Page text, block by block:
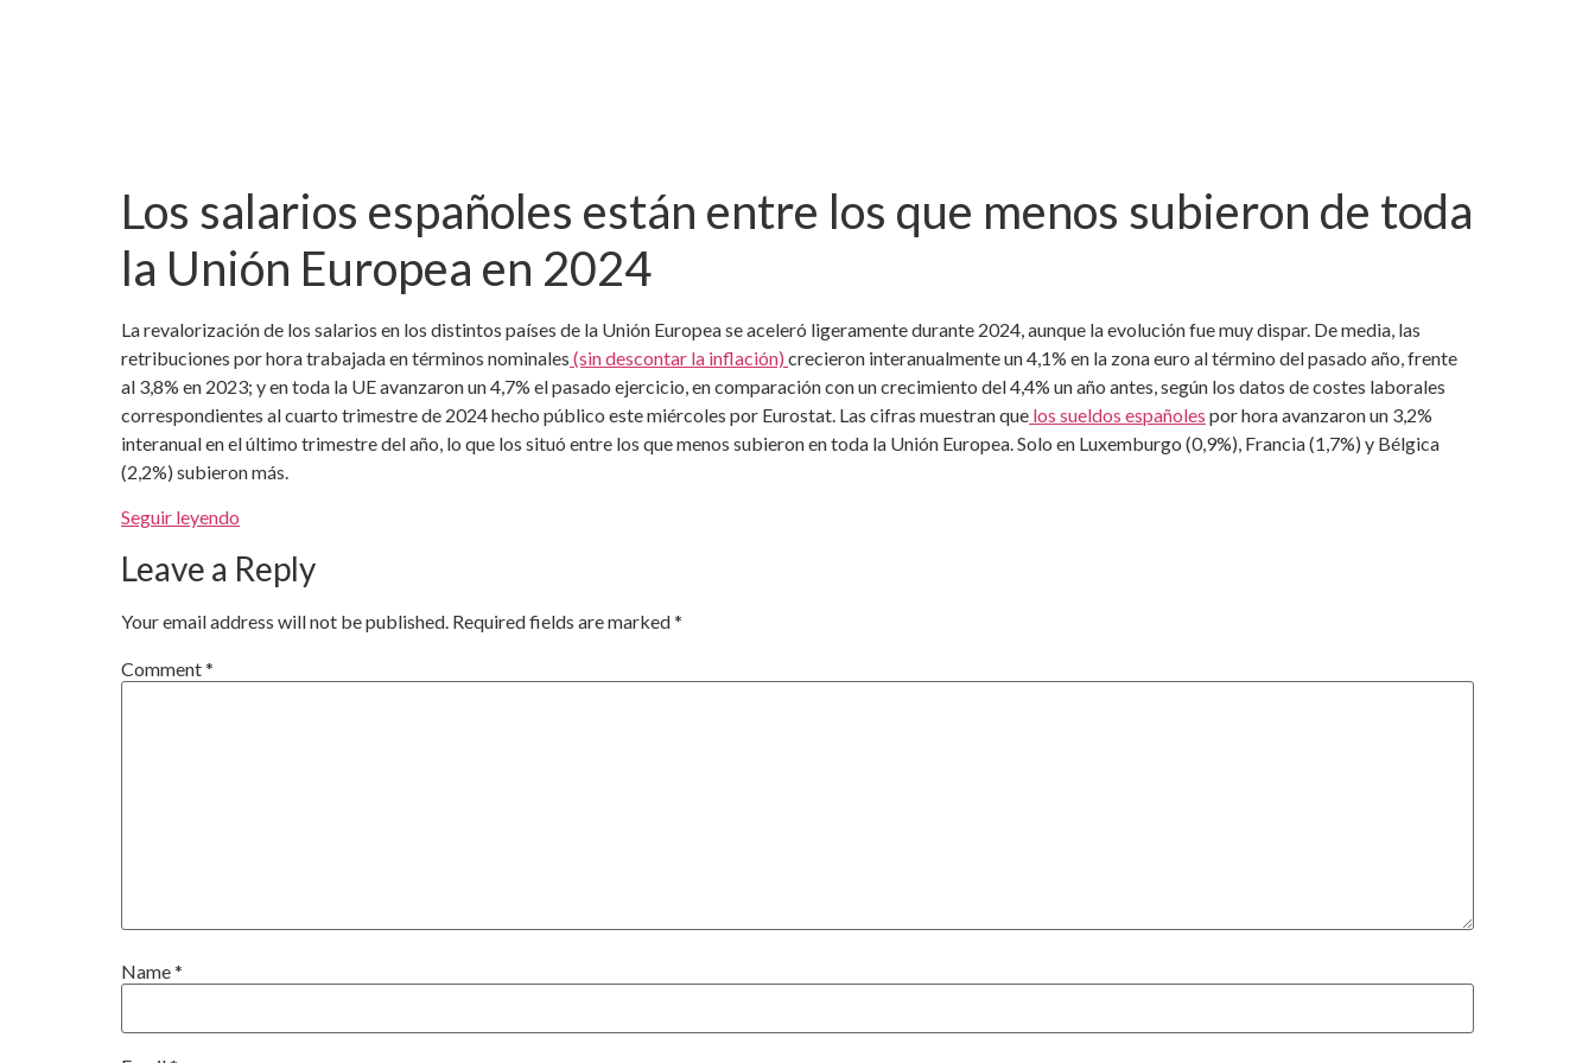
Los salarios españoles están entre los que menos subieron de toda
la Unión Europea en 2024
La revalorización de los salarios en los distintos países de la Unión Europea se aceleró ligeramente durante 2024, aunque la evolución fue muy dispar. De media, las
retribuciones por hora trabajada en términos nominales (sin descontar la inflación) crecieron interanualmente un 4,1% en la zona euro al término del pasado año, frente
al 3,8% en 2023; y en toda la UE avanzaron un 4,7% el pasado ejercicio, en comparación con un crecimiento del 4,4% un año antes, según los datos de costes laborales
correspondientes al cuarto trimestre de 2024 hecho público este miércoles por Eurostat. Las cifras muestran que los sueldos españoles por hora avanzaron un 3,2%
interanual en el último trimestre del año, lo que los situó entre los que menos subieron en toda la Unión Europea. Solo en Luxemburgo (0,9%), Francia (1,7%) y Bélgica
(2,2%) subieron más.
Seguir leyendo
Leave a Reply
Your email address will not be published. Required fields are marked*
Comment*
Name*